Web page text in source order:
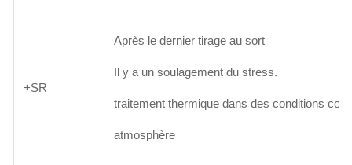
+SR
Après le dernier tirage au sort
Il y a un soulagement du stress.
traitement thermique dans des conditions
atmosphère